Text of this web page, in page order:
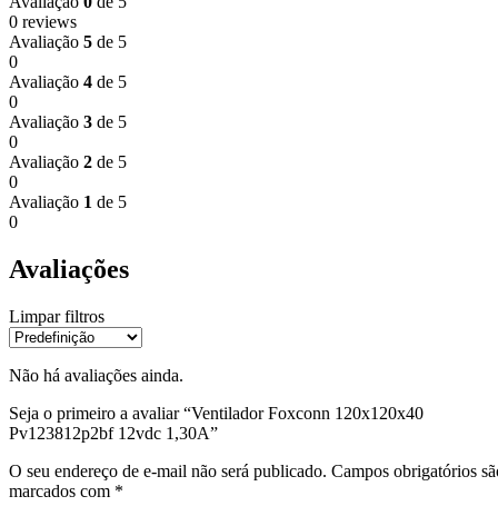
0 reviews
Avaliação 5 de 5
0
Avaliação 4 de 5
0
Avaliação 3 de 5
0
Avaliação 2 de 5
0
Avaliação 1 de 5
0
Avaliações
Limpar filtros
Não há avaliações ainda.
Seja o primeiro a avaliar “Ventilador Foxconn 120x120x40
Pv123812p2bf 12vdc 1,30A”
O seu endereço de e-mail não será publicado. Campos obrigatórios
marcados com *